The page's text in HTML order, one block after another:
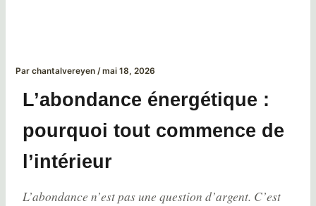
Parchantalvereyen/mai 18, 2026
L’abondance énergétique :
pourquoi tout commence de
l’intérieur
L’abondance n’est pas une question d’argent. C’est